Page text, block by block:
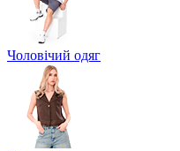
Чоловічий одяг